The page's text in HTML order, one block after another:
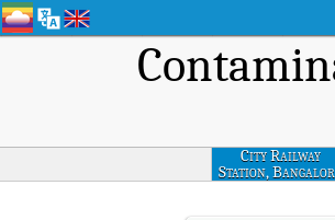
City Railway
Station,